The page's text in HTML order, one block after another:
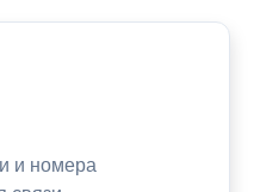
и номера